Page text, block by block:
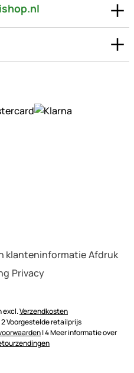
klanteninformatie Afdruk
Privacy
excl.Verzendkosten
Voorgestelde retailprijs
| 4 Meer informatie over